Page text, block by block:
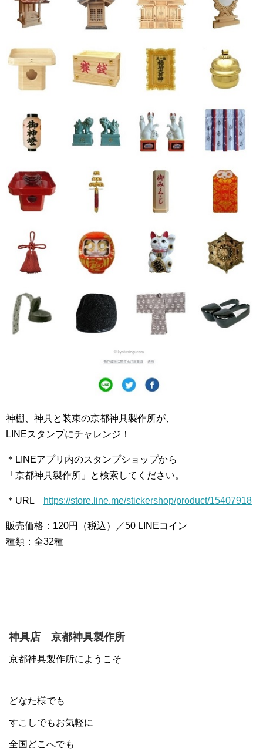
神棚、神具と装束の京都神具製作所が、
LINEスタンプにチャレンジ！
＊LINEアプリ内のスタンプショップから
「京都神具製作所」と検索してください。
＊URL https://store.line.me/stickershop/product/15407918
販売価格：120円（税込）／50 LINEコイン
種類：全32種
神具店 京都神具製作所
京都神具製作所にようこそ
どなた様でも
すこしでもお気軽に
全国どこへでも